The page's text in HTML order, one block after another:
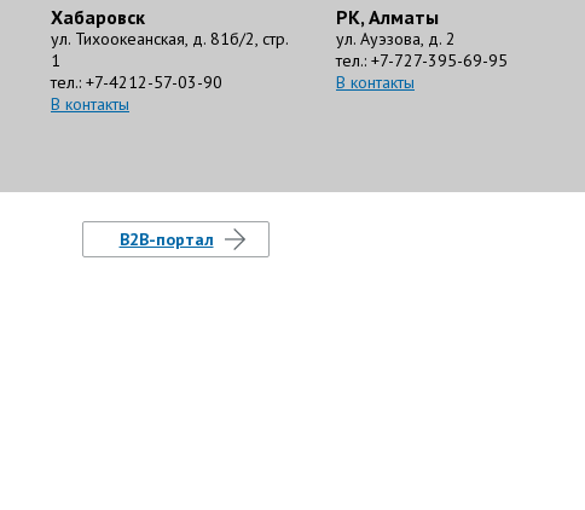
Хабаровск
ул. Тихоокеанская, д. 81б/2, стр.
1
тел.: +7-4212-57-03-90
В контакты
РК, Алматы
ул. Ауэзова, д. 2
тел.: +7-727-395-69-95
В контакты
B2B-портал